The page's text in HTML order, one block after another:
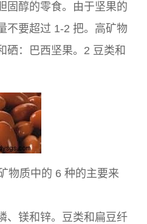
固醇的零食。由于坚果的
不要超过 1-2 把。高矿物
硒：巴西坚果。2 豆类和
物质中的 6 种的主要来
、镁和锌。豆类和扁豆纤